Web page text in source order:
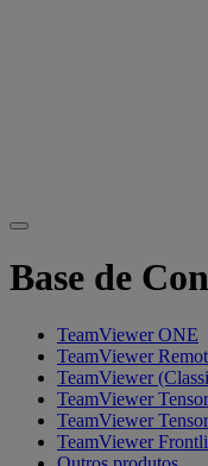
Base de
TeamViewer ONE
TeamViewer
TeamViewer
TeamViewer Tensor
TeamViewer
TeamViewer